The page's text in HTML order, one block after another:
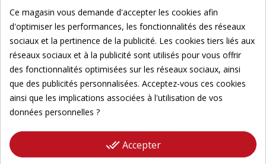
Newsletter
Inscrivez-vous à notre newsletter pour suivre nos
actualités.
Veuillez renseigner votre adresse email pour
vous inscrire
Ce magasin vous demande d'accepter les cookies afin
d'optimiser les performances, les fonctionnalités des réseaux
sociaux et la pertinence de la publicité. Les cookies tiers liés aux
réseaux sociaux et à la publicité sont utilisés pour vous offrir
des fonctionnalités optimisées sur les réseaux sociaux, ainsi
que des publicités personnalisées. Acceptez-vous ces cookies
ainsi que les implications associées à l'utilisation de vos
données personnelles ?
done_all Accepter